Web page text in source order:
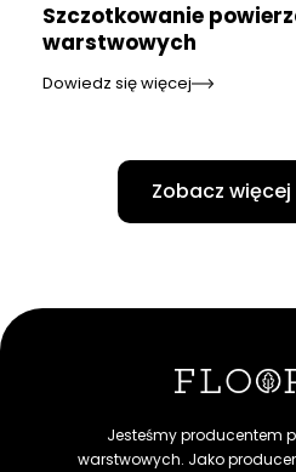
Szczotkowanie
warstwowych
Dowiedz się więcej
Zobacz więcej
Jesteśmy producentem
warstwowych. Jako